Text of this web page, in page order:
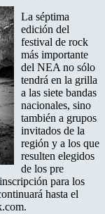
La séptima
edición del
festival de rock
más importante
del NEA no sólo
tendrá en la grilla
a las siete bandas
nacionales, sino
también a grupos
invitados de la
región y a los que
resulten elegidos
de los pre
para los
hasta el